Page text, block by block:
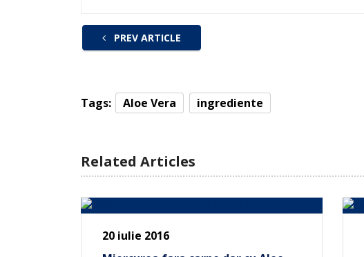
PREV ARTICLE
Tags: Aloe Vera ingrediente
Related Articles
20 iulie 2016